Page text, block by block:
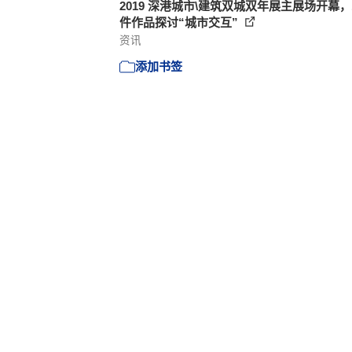
2019 深港城市\建筑双城双年展主展场开幕
件作品探讨“城市交互”
资讯
添加书签